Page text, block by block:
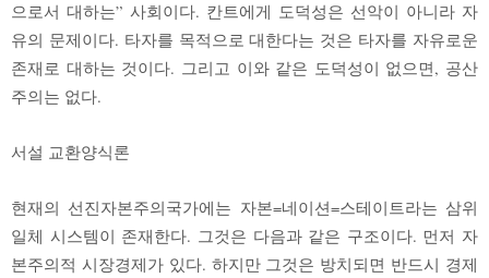
으로서 대하는” 사회이다. 칸트에게 도덕성은 선악이 아니라 자
유의 문제이다. 타자를 목적으로 대한다는 것은 타자를 자유로운
존재로 대하는 것이다. 그리고 이와 같은 도덕성이 없으면, 공산
주의는 없다.
서설 교환양식론
현재의 선진자본주의국가에는 자본=네이션=스테이트라는 삼위
일체 시스템이 존재한다. 그것은 다음과 같은 구조이다. 먼저 자
본주의적 시장경제가 있다. 하지만 그것은 방치되면 반드시 경제